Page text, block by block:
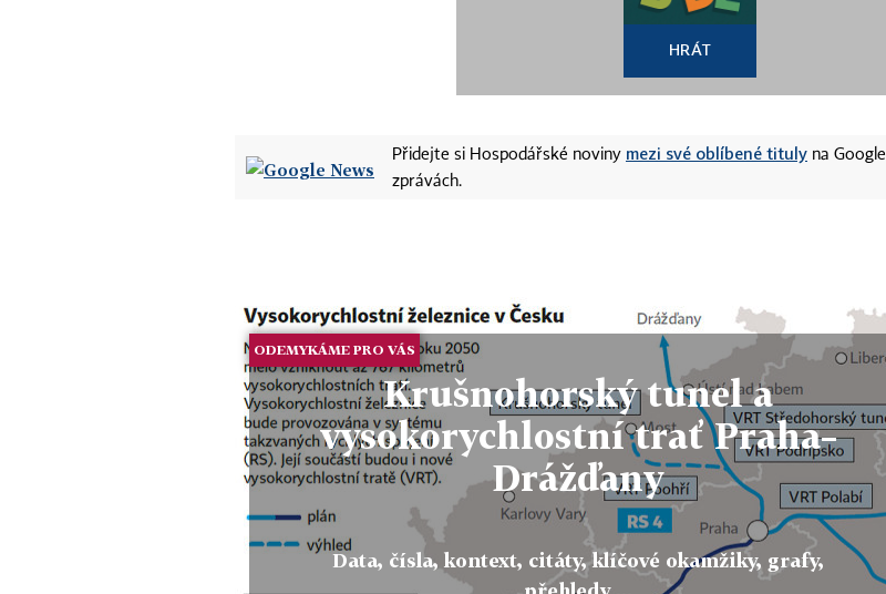
HRÁT
Přidejte si Hospodářské noviny mezi své oblíbené tituly na Google
zprávách.
ODEMYKÁME PRO VÁS
Krušnohorský tunel a
vysokorychlostní trať Praha–
Drážďany
Data, čísla, kontext, citáty, klíčové okamžiky, grafy,